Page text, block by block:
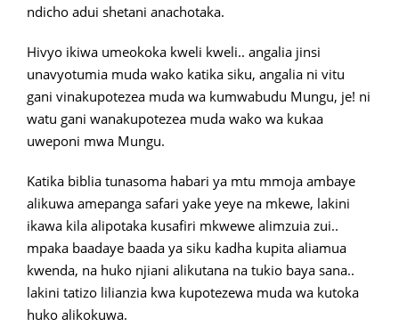
ndicho adui shetani anachotaka.
Hivyo ikiwa umeokoka kweli kweli.. angalia jinsi
unavyotumia muda wako katika siku, angalia ni vitu
gani vinakupotezea muda wa kumwabudu Mungu, je! ni
watu gani wanakupotezea muda wako wa kukaa
uweponi mwa Mungu.
Katika biblia tunasoma habari ya mtu mmoja ambaye
alikuwa amepanga safari yake yeye na mkewe, lakini
ikawa kila alipotaka kusafiri mkwewe alimzuia zui..
mpaka baadaye baada ya siku kadha kupita aliamua
kwenda, na huko njiani alikutana na tukio baya sana..
lakini tatizo lilianzia kwa kupotezewa muda wa kutoka
huko alikokuwa.